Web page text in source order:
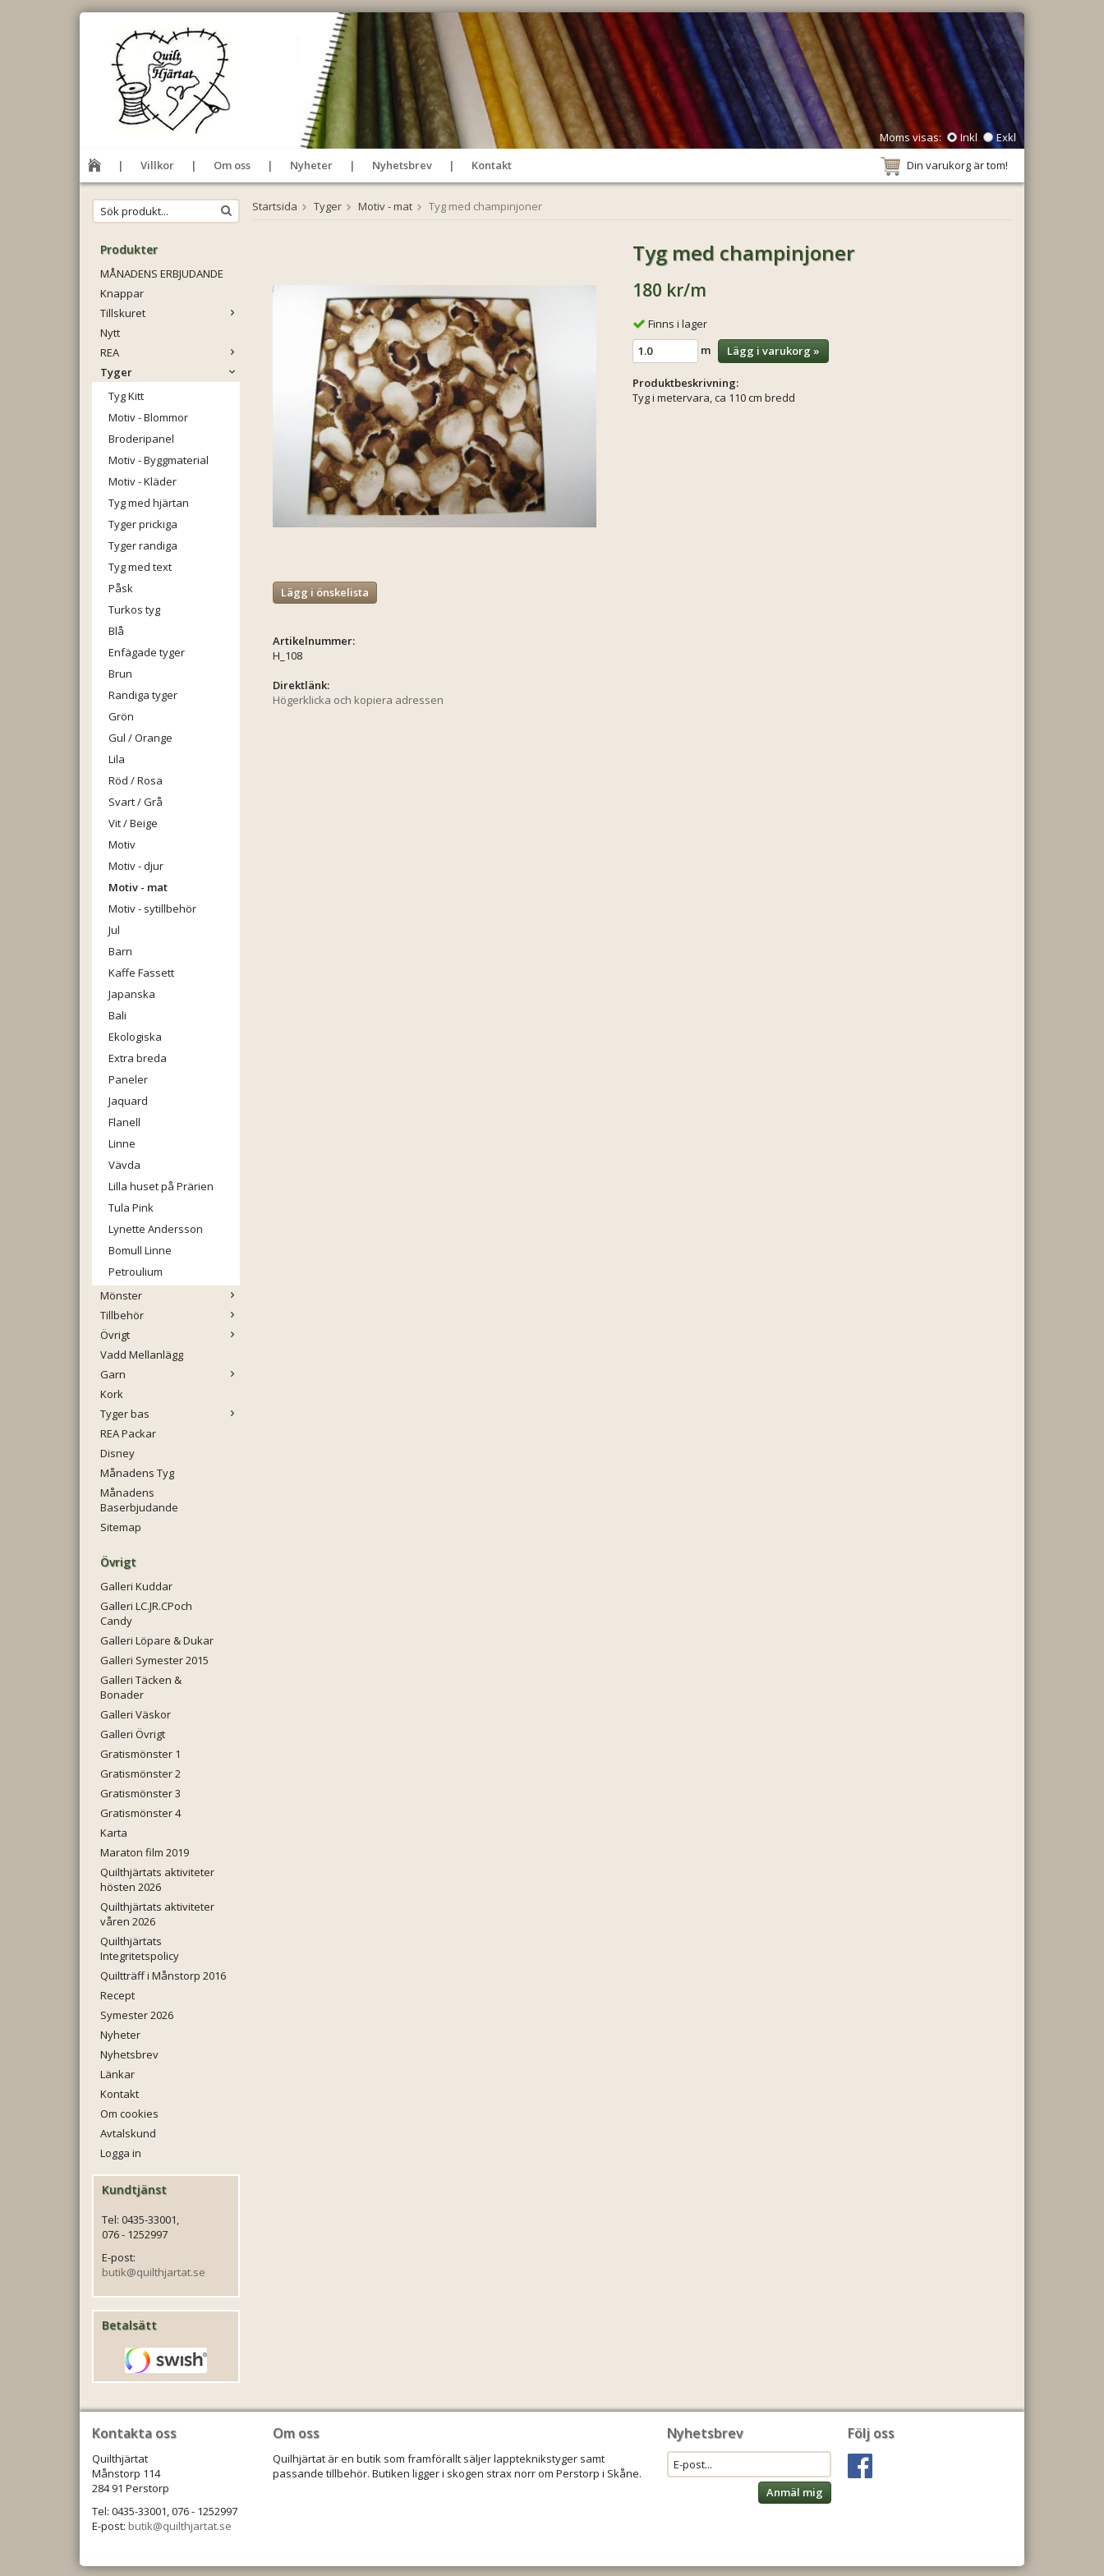
Moms visas: Inkl
Exkl
Villkor
Om oss Nyheter Nyhetsbrev Kontakt Din varukorg är tom!
Produkter
MÅNADENS ERBJUDANDE
Knappar
Tillskuret
Nytt
REA
Tyger
Tyg Kitt
Motiv - Blommor
Broderipanel
Motiv - Byggmaterial
Motiv - Kläder
Tyg med hjärtan
Tyger prickiga
Tyger randiga
Tyg med text
Påsk
Turkos tyg
Blå
Enfägade tyger
Brun
Randiga tyger
Grön
Gul / Orange
Lila
Röd / Rosa
Svart / Grå
Vit / Beige
Motiv
Motiv - djur
Motiv - mat
Motiv - sytillbehör
Jul
Barn
Kaffe Fassett
Japanska
Bali
Ekologiska
Extra breda
Paneler
Jaquard
Flanell
Linne
Vävda
Lilla huset på Prärien
Tula Pink
Lynette Andersson
Bomull Linne
Petroulium
Mönster
Tillbehör
Övrigt
Vadd Mellanlägg
Garn
Kork
Tyger bas
REA Packar
Disney
Månadens Tyg
Månadens
Baserbjudande
Sitemap
Övrigt
Galleri Kuddar
Galleri LC.JR.CPoch
Candy
Galleri Löpare & Dukar
Galleri Symester 2015
Galleri Täcken &
Bonader
Galleri Väskor
Galleri Övrigt
Gratismönster 1
Gratismönster 2
Gratismönster 3
Gratismönster 4
Karta
Maraton film 2019
Quilthjärtats aktiviteter
hösten 2026
Quilthjärtats aktiviteter
våren 2026
Quilthjärtats
Integritetspolicy
Quiltträff i Månstorp 2016
Recept
Symester 2026
Nyheter
Nyhetsbrev
Länkar
Kontakt
Om cookies
Avtalskund
Logga in
Kundtjänst
Tel: 0435-33001,
076 - 1252997
E-post:
butik@quilthjartat.se
Betalsätt
Startsida Tyger Motiv - mat Tyg med champinjoner
Tyg med champinjoner
180 kr/m
Finns i lager
m
Lägg i varukorg »
Produktbeskrivning:
Tyg i metervara, ca 110 cm bredd
Lägg i önskelista
Artikelnummer:
H_108
Direktlänk:
Högerklicka och kopiera adressen
Kontakta oss
Quilthjärtat
Månstorp 114
284 91 Perstorp
Tel: 0435-33001, 076 - 1252997
E-post: butik@quilthjartat.se
Följ oss
Nyhetsbrev
Anmäl mig
Om oss
Quilhjärtat är en butik som framförallt säljer lappteknikstyger samt
passande tillbehör. Butiken ligger i skogen strax norr om Perstorp i Skåne.